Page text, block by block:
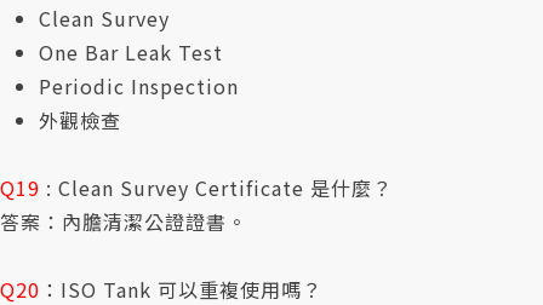
Clean Survey
One Bar Leak Test
Periodic Inspection
外觀檢查
Q19 : Clean Survey Certificate 是什麼？
答案：內膽清潔公證證書。
Q20 ：ISO Tank 可以重複使用嗎？